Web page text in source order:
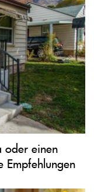
oder einen
Empfehlungen